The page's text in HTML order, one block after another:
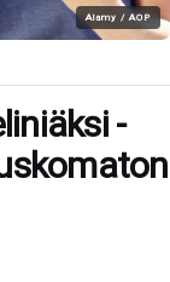
Alamy / AOP
-